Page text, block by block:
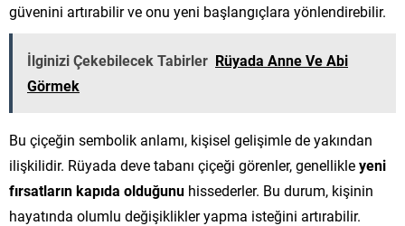
güvenini artırabilir ve onu yeni başlangıçlara yönlendirebilir.
İlginizi Çekebilecek Tabirler Rüyada Anne Ve Abi
Görmek
Bu çiçeğin sembolik anlamı, kişisel gelişimle de yakından
ilişkilidir. Rüyada deve tabanı çiçeği görenler, genellikleyeni
fırsatların kapıda olduğunu hissederler. Bu durum, kişinin
hayatında olumlu değişiklikler yapma isteğini artırabilir.